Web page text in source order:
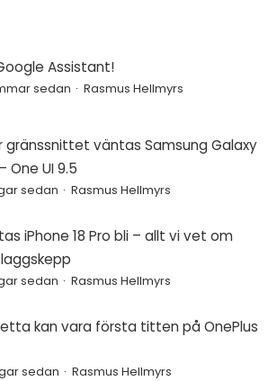
Assistant!
sedan Rasmus Hellmyrs
gränssnittet väntas Samsung Galaxy
One UI 9.5
sedan Rasmus Hellmyrs
iPhone 18 Pro bli – allt vi vet om
sedan Rasmus Hellmyrs
kan vara första titten på OnePlus
sedan Rasmus Hellmyrs